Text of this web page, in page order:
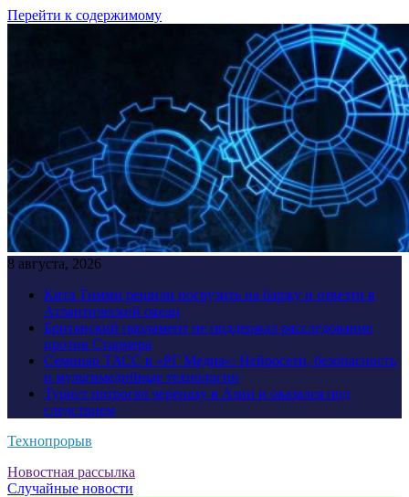
Перейти к содержимому
8 августа, 2026
Кита Тимми решили погрузить на баржу и отвезти в
Атлантический океан
Британский парламент не поддержал расследование
против Стармера
Семинар ТАСС в «РГ Медиа»: Нейросети, безопасность
и мультимедийные технологии
Турист потрогал черепаху в Азии и оказался под
следствием
Технопрорыв
Новостная рассылка
Случайные новости